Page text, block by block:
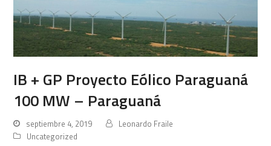
IB + GP Proyecto Eólico Paraguaná
100 MW – Paraguaná
septiembre 4, 2019
Leonardo Fraile
Uncategorized